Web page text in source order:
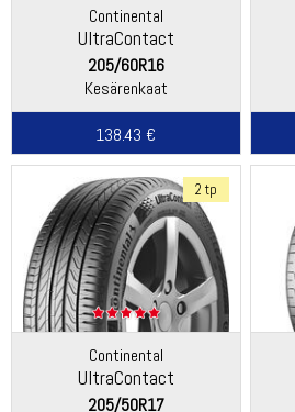
Continental
UltraContact
205/60R16
Kesärenkaat
138.43 €
2 tp
Continental
UltraContact
205/50R17